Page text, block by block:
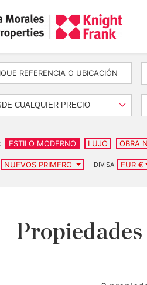
CUALQUIER PRECIO
ESTILO MODERNO LUJO OBRA
NUEVOS PRIMERO DIVISA EUR €
Propiedades